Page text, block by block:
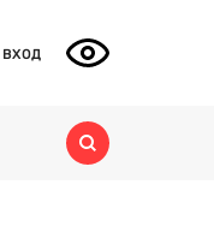
ВХОД